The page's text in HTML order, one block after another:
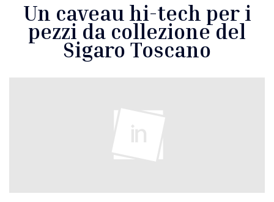
Un caveau hi-tech per i
pezzi da collezione del
Sigaro Toscano